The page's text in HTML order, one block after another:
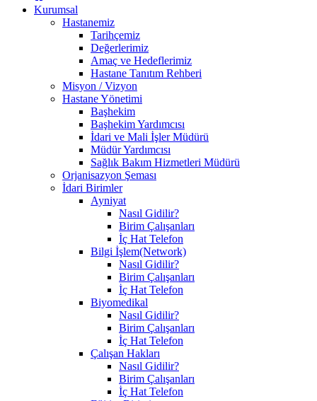
Kurumsal
Hastanemiz
Tarihçemiz
Değerlerimiz
Amaç ve Hedeflerimiz
Hastane Tanıtım Rehberi
Misyon / Vizyon
Hastane Yönetimi
Başhekim
Başhekim Yardımcısı
İdari ve Mali İşler Müdürü
Müdür Yardımcısı
Sağlık Bakım Hizmetleri Müdürü
Orjanisazyon Şeması
İdari Birimler
Ayniyat
Nasıl Gidilir?
Birim Çalışanları
İç Hat Telefon
Bilgi İşlem(Network)
Nasıl Gidilir?
Birim Çalışanları
İç Hat Telefon
Biyomedikal
Nasıl Gidilir?
Birim Çalışanları
İç Hat Telefon
Çalışan Hakları
Nasıl Gidilir?
Birim Çalışanları
İç Hat Telefon